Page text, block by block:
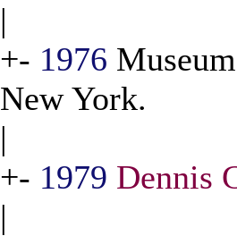
|
+- 1976
New York.
|
+- 1979 Dennis
|